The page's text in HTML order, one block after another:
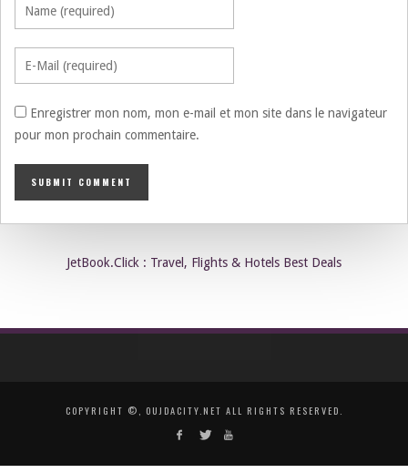
Enregistrer mon nom, mon e-mail et mon site dans le navigateur
pour mon prochain commentaire.
JetBook.Click : Travel, Flights & Hotels Best Deals
COPYRIGHT ©, OUJDACITY.NET ALL RIGHTS RESERVED.